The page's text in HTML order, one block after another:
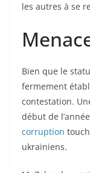
les autres à se
Bien que le
fermement
contestation.
début de
corruption
ukrainiens.